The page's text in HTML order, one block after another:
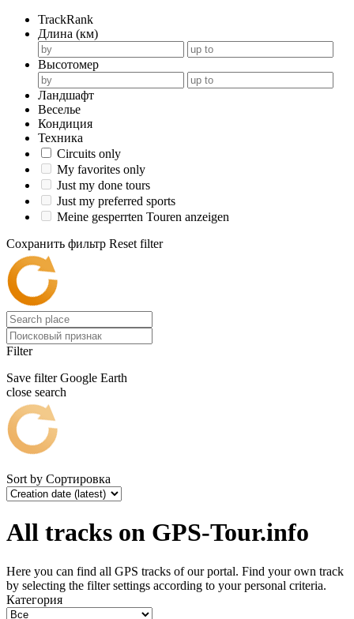
TrackRank
Длина (км)
Высотомер
Ландшафт
Веселье
Кондиция
Техника
Circuits only
My favorites only
Just my done tours
Just my preferred sports
Meine gesperrten Touren anzeigen
Сохранить фильтр Reset filter
Filter
Save filter Google Earth
close search
Sort by Сортировка
All tracks on GPS-Tour.info
Here you can find all GPS tracks of our portal. Find your own track
by selecting the filter settings according to your personal criteria.
Категория